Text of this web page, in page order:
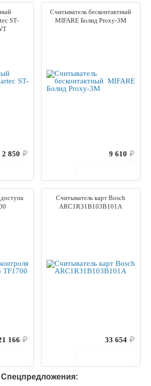
ST-
2 850 ₽
Считыватель бесконтактный
MIFARE Болид Proxy-3М
9 610 ₽
166 ₽
Считыватель карт Bosch
ARC1R31B103B101A
33 654 ₽
Спецпредложения: